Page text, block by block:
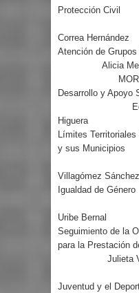
Protección Civil
Correa Hernández
Atención de Grupos
Alicia
Desarrollo y Apoyo
Higuera
Límites
y sus Municipios
Villagómez Sánchez
Igualdad de Género
Uribe Bernal
Seguimiento de la
para la Prestación
Julieta
Juventud y el